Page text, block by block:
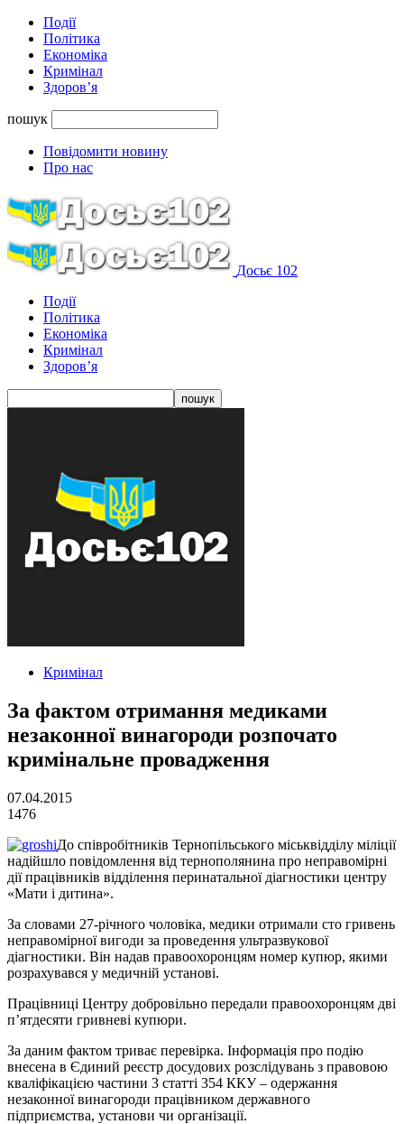
Події
Політика
Економіка
Кримінал
Здоров’я
пошук
Повідомити новину
Про нас
Досьє 102
Події
Політика
Економіка
Кримінал
Здоров’я
Кримінал
За фактом отримання медиками
незаконної винагороди розпочато
кримінальне провадження
07.04.2015
1476
До співробітників Тернопільського міськвідділу міліції
надійшло повідомлення від тернополянина про неправомірні
дії працівників відділення перинатальної діагностики центру
«Мати і дитина».
За словами 27-річного чоловіка, медики отримали сто гривень
неправомірної вигоди за проведення ультразвукової
діагностики. Він надав правоохоронцям номер купюр, якими
розрахувався у медичній установі.
Працівниці Центру добровільно передали правоохоронцям дві
п’ятдесяти гривневі купюри.
За даним фактом триває перевірка. Інформація про подію
внесена в Єдиний реєстр досудових розслідувань з правовою
кваліфікацією частини 3 статті 354 ККУ – одержання
незаконної винагороди працівником державного
підприємства, установи чи організації.